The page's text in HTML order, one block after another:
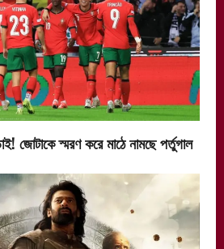
জোটাকে স্মরণ করে মাঠে নামছে পর্তুগাল